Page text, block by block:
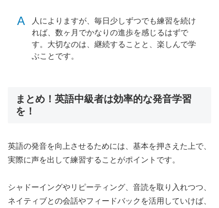
A
人によりますが、毎日少しずつでも練習を続け
れば、数ヶ月でかなりの進歩を感じるはずで
す。大切なのは、継続することと、楽しんで学
ぶことです。
まとめ！英語中級者は効率的な発音学習
を！
英語の発音を向上させるためには、基本を押さえた上で、
実際に声を出して練習することがポイントです。
シャドーイングやリピーティング、音読を取り入れつつ、
ネイティブとの会話やフィードバックを活用していけば、